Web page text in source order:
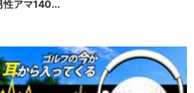
アマ140...